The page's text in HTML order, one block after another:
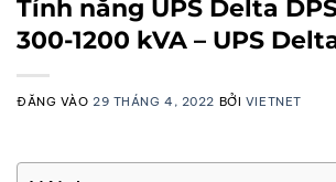
Tính năng UPS Delta
300-1200 kVA – UPS
ĐĂNG VÀO 29 THÁNG 4, 2022 BỞI VIETNET